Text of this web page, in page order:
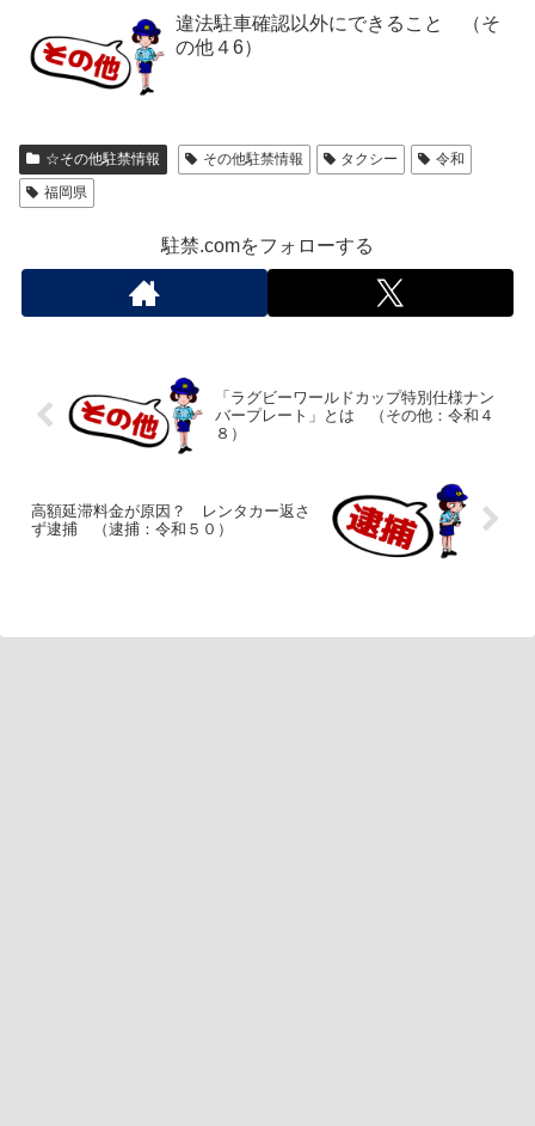
違法駐車確認以外にできること （そ
の他４6）
☆その他駐禁情報 その他駐禁情報 タクシー
令和
福岡県
駐禁.comをフォローする
「ラグビーワールドカップ特別仕様ナン
バープレート」とは （その他：令和４
８）
高額延滞料金が原因？ レンタカー返さ
ず逮捕 （逮捕：令和５０）